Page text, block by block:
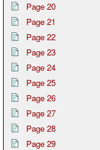
Page 20
Page 21
Page 22
Page 23
Page 24
Page 25
Page 26
Page 27
Page 28
Page 29